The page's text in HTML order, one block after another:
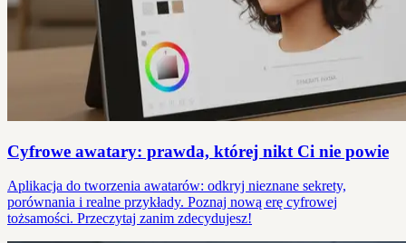
Cyfrowe awatary: prawda, której nikt Ci nie powie
Aplikacja do tworzenia awatarów: odkryj nieznane sekrety,
porównania i realne przykłady. Poznaj nową erę cyfrowej
tożsamości. Przeczytaj zanim zdecydujesz!